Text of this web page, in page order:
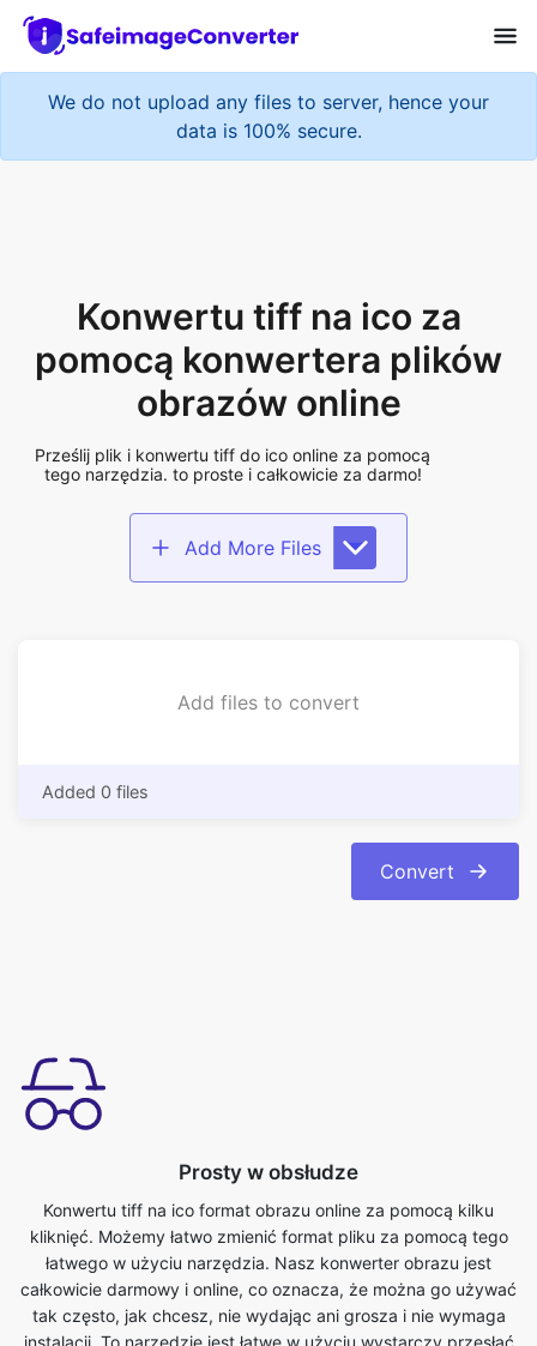
We do not upload any files to server, hence your
data is 100% secure.
obrazów online
Prześlij plik i konwertu tiff do ico online za pomocą
tego narzędzia. to proste i całkowicie za darmo!
Add More Files
Konwertu tiff na ico format obrazu online za pomocą kilku
kliknięć. Możemy łatwo zmienić format pliku za pomocą tego
łatwego w użyciu narzędzia. Nasz konwerter obrazu jest
całkowicie darmowy i online, co oznacza, że można go używać
tak często, jak chcesz, nie wydając ani grosza i nie wymaga
instalacji. To narzędzie jest łatwe w użyciu wystarczy przesłać
oryginalny plik i otrzymasz przekonwertowany ico format pliku
obrazu.